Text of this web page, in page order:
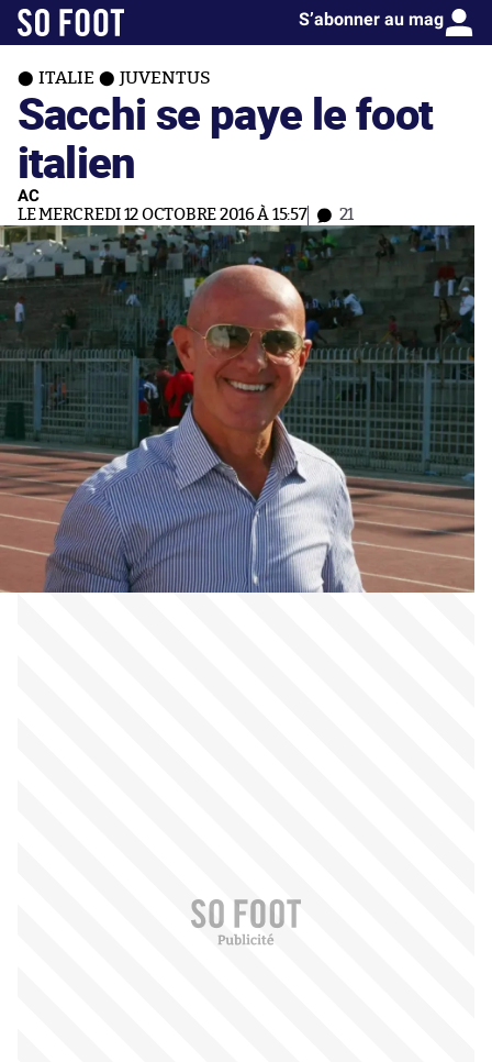
S’abonner au mag
ITALIE JUVENTUS
Sacchi se paye le foot
italien
AC
LE MERCREDI 12 OCTOBRE 2016 À 15:57 21